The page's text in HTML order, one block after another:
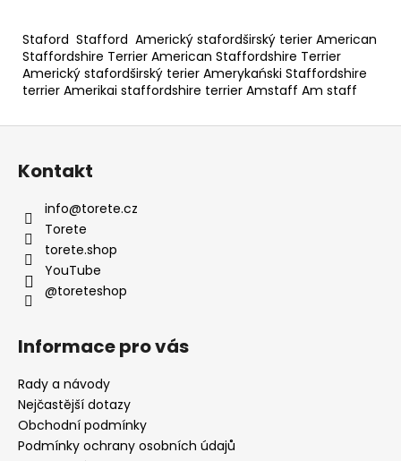
Staford Stafford Americký stafordširský terier American
Staffordshire Terrier American Staffordshire Terrier
Americký stafordširský terier Amerykański Staffordshire
terrier Amerikai staffordshire terrier Amstaff Am staff
Z
Kontakt
info@torete.cz
Torete
torete.shop
YouTube
@toreteshop
Informace pro vás
Rady a návody
Nejčastější dotazy
Obchodní podmínky
Podmínky ochrany osobních údajů